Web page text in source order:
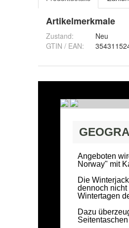
Artikelmerkmale
Zustand:
Neu
GTIN / EAN: